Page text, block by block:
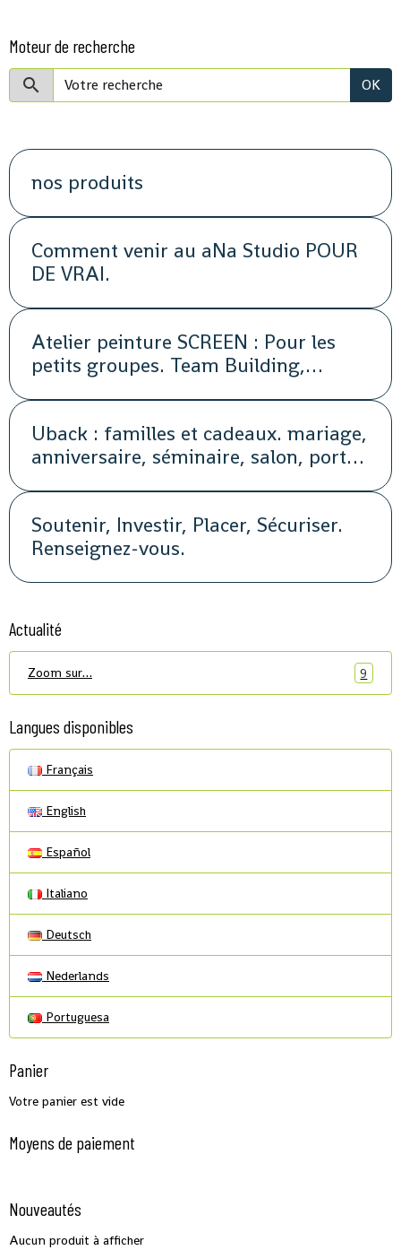
Moteur de recherche
OK
nos produits
Comment venir au aNa Studio POUR
DE VRAI.
Atelier peinture SCREEN : Pour les
petits groupes. Team Building,
Uback : familles et cadeaux. mariage,
anniversaire, séminaire, salon, portes
Soutenir, Investir, Placer, Sécuriser.
Renseignez-vous.
Actualité
Zoom sur… 9
Langues disponibles
Français
English
Español
Italiano
Deutsch
Nederlands
Portuguesa
Panier
Votre panier est vide
Moyens de paiement
Nouveautés
Aucun produit à afficher